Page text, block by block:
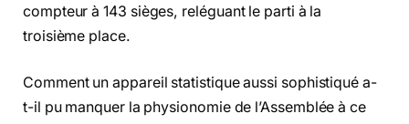
compteur à 143 sièges, reléguant le parti à la
troisième place.
Comment un appareil statistique aussi sophistiqué a-
t-il pu manquer la physionomie de l’Assemblée à ce